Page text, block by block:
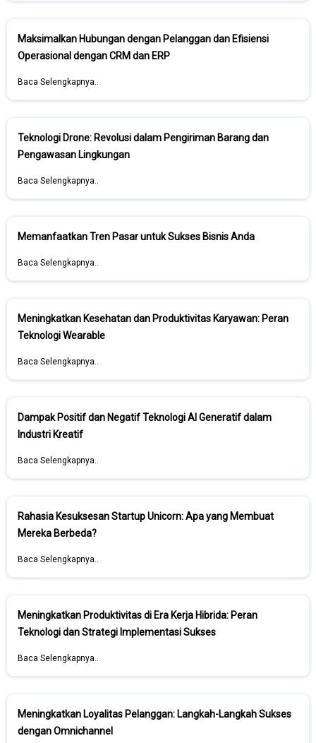
Maksimalkan Hubungan dengan Pelanggan dan Efisiensi
Operasional dengan CRM dan ERP
Baca Selengkapnya..
Teknologi Drone: Revolusi dalam Pengiriman Barang dan
Pengawasan Lingkungan
Baca Selengkapnya..
Memanfaatkan Tren Pasar untuk Sukses Bisnis Anda
Baca Selengkapnya..
Meningkatkan Kesehatan dan Produktivitas Karyawan: Peran
Teknologi Wearable
Baca Selengkapnya..
Dampak Positif dan Negatif Teknologi AI Generatif dalam
Industri Kreatif
Baca Selengkapnya..
Rahasia Kesuksesan Startup Unicorn: Apa yang Membuat
Mereka Berbeda?
Baca Selengkapnya..
Meningkatkan Produktivitas di Era Kerja Hibrida: Peran
Teknologi dan Strategi Implementasi Sukses
Baca Selengkapnya..
Meningkatkan Loyalitas Pelanggan: Langkah-Langkah Sukses
dengan Omnichannel